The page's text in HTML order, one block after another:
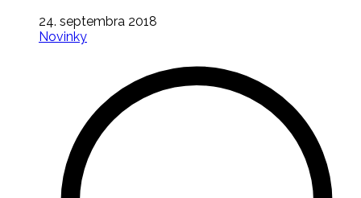
24. septembra 2018
Novinky